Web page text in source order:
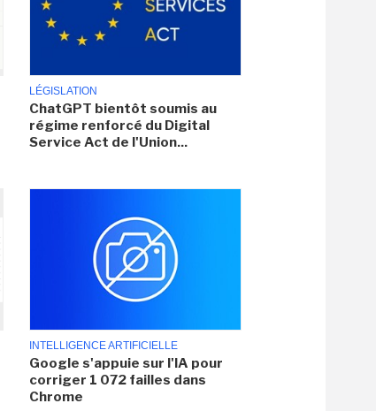
LÉGISLATION
ChatGPT bientôt soumis au
régime renforcé du Digital
Service Act de l'Union...
INTELLIGENCE ARTIFICIELLE
Google s'appuie sur l'IA pour
corriger 1 072 failles dans
Chrome